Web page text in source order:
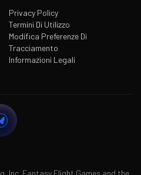
Privacy Policy
Termini Di Utilizzo
Modifica Preferenze Di
Tracciamento
Informazioni Legali
Inc. Fantasy Flight Games and the